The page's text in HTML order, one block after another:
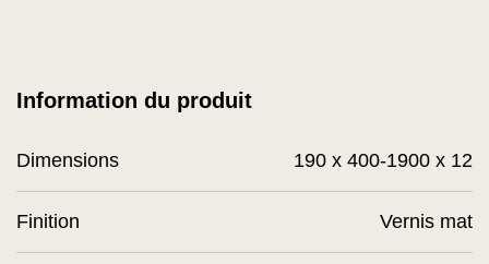
Information du produit
Dimensions 190 x 400-1900 x 12
Finition Vernis mat